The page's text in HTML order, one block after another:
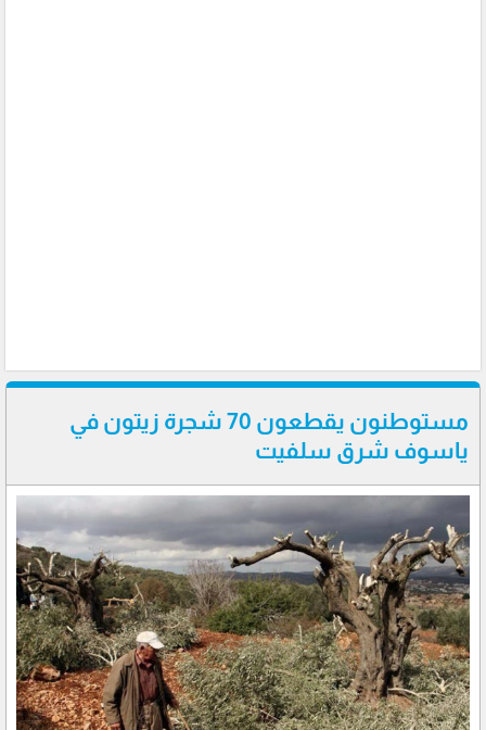
مستوطنون يقطعون 70 شجرة زيتون في
ياسوف شرق سلفيت